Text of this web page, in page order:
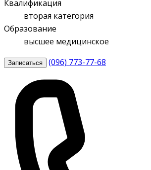
Квалификация
вторая категория
Образование
высшее медицинское
Записаться (096) 773-77-68